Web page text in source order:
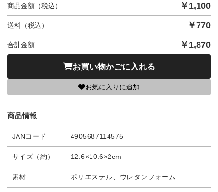
商品金額（税込） ￥ 1,100
送料（税込） ￥770
合計金額 ￥ 1,870
お買い物かごに入れる
お気に入りに追加
商品情報
JANコード 4905687114575
サイズ（約） 12.6×10.6×2cm
素材 ポリエステル、ウレタンフォーム